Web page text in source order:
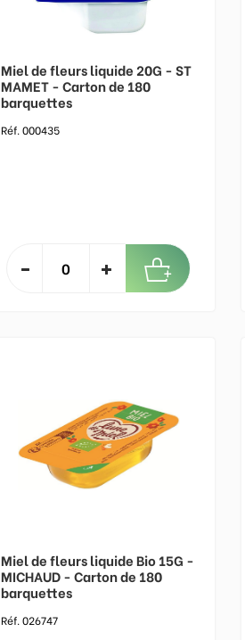
Miel de fleurs liquide 20G - ST
MAMET - Carton de 180
barquettes
Réf. 000435
Miel de fleurs liquide Bio 15G -
MICHAUD - Carton de 180
barquettes
Réf. 026747